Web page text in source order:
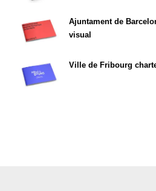
Ajuntament de
visual
Ville de Fribourg